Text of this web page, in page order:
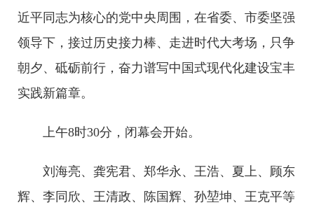
近平同志为核心的党中央周围，在省委、市委坚强
领导下，接过历史接力棒、走进时代大考场，只争
朝夕、砥砺前行，奋力谱写中国式现代化建设宝丰
实践新篇章。
上午8时30分，闭幕会开始。
刘海亮、龚宪君、郑华永、王浩、夏上、顾东
辉、李同欣、王清政、陈国辉、孙堃坤、王克平等